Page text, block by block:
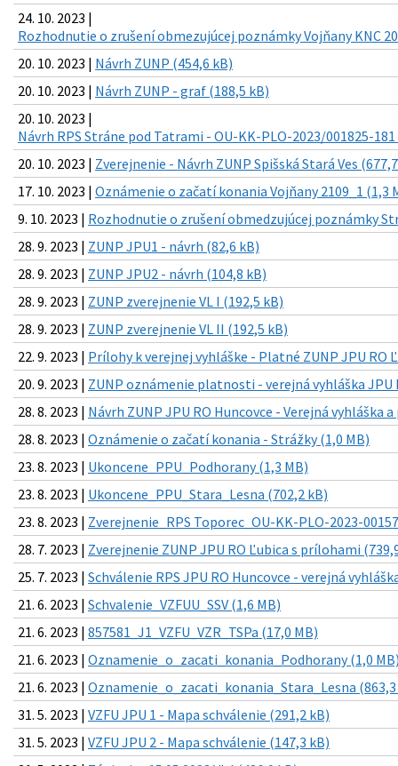
24. 10. 2023 |
Rozhodnutie o zrušení obmezujúcej poznámky Vojňany KNC
20. 10. 2023 | Návrh ZUNP (454,6 kB)
20. 10. 2023 | Návrh ZUNP - graf (188,5 kB)
20. 10. 2023 |
Návrh RPS Stráne pod Tatrami - OU-KK-PLO-2023/001825-181
20. 10. 2023 | Zverejnenie - Návrh ZUNP Spišská Stará Ves
17. 10. 2023 | Oznámenie o začatí konania Vojňany 2109_1 (1,3
9. 10. 2023 | Rozhodnutie o zrušení obmedzujúcej poznámky
28. 9. 2023 | ZUNP JPU1 - návrh (82,6 kB)
28. 9. 2023 | ZUNP JPU2 - návrh (104,8 kB)
28. 9. 2023 | ZUNP zverejnenie VL I (192,5 kB)
28. 9. 2023 | ZUNP zverejnenie VL II (192,5 kB)
22. 9. 2023 | Prílohy k verejnej vyhláške - Platné ZUNP JPU RO
20. 9. 2023 | ZUNP oznámenie platnosti - verejná vyhláška JPU
28. 8. 2023 | Návrh ZUNP JPU RO Huncovce - Verejná vyhláška
28. 8. 2023 | Oznámenie o začatí konania - Strážky (1,0 MB)
23. 8. 2023 | Ukoncene_PPU_Podhorany (1,3 MB)
23. 8. 2023 | Ukoncene_PPU_Stara_Lesna (702,2 kB)
23. 8. 2023 | Zverejnenie_RPS Toporec_OU-KK-PLO-2023-
28. 7. 2023 | Zverejnenie ZUNP JPU RO Ľubica s prílohami
25. 7. 2023 | Schválenie RPS JPU RO Huncovce - verejná
21. 6. 2023 | Schvalenie_VZFUU_SSV (1,6 MB)
21. 6. 2023 | 857581_J1_VZFU_VZR_TSPa (17,0 MB)
21. 6. 2023 | Oznamenie_o_zacati_konania_Podhorany (1,0
21. 6. 2023 | Oznamenie_o_zacati_konania_Stara_Lesna
31. 5. 2023 | VZFU JPU 1 - Mapa schválenie (291,2 kB)
31. 5. 2023 | VZFU JPU 2 - Mapa schválenie (147,3 kB)